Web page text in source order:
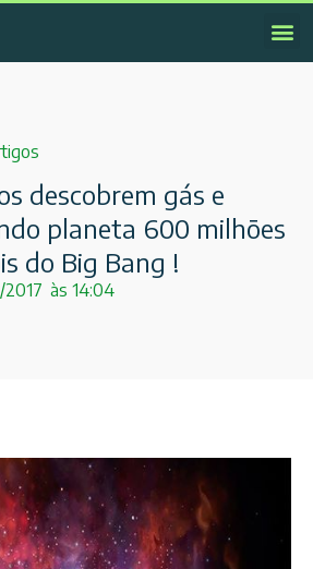
descobrem gás e
planeta 600 milhões
do Big Bang !
às 14:04